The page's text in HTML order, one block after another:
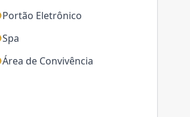
Portão Eletrônico
Spa
Área de Convivência